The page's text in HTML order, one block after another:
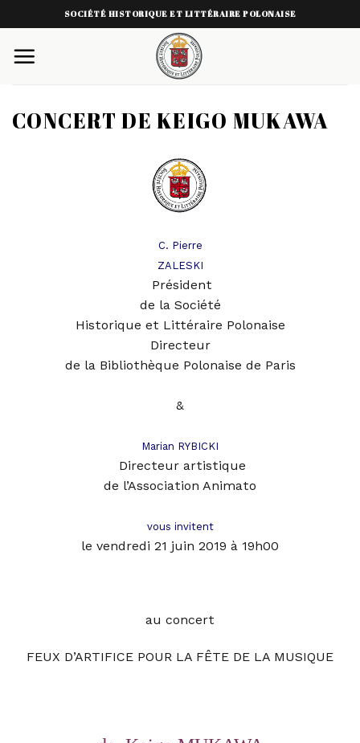
to
content
SOCIÉTÉ HISTORIQUE ET LITTÉRAIRE POLONAISE
CONCERT DE KEIGO MUKAWA
C. Pierre
ZALESKI
Président
de la Société
Historique et Littéraire Polonaise
Directeur
de la Bibliothèque Polonaise de Paris
&
Marian RYBICKI
Directeur artistique
de l’Association Animato
vous invitent
le vendredi 21 juin 2019 à 19h00
au concert
FEUX D’ARTIFICE POUR LA FÊTE DE LA MUSIQUE